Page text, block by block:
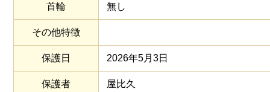
首輪 無し
その他特徴
保護日 2026年5月3日
保護者 屋比久